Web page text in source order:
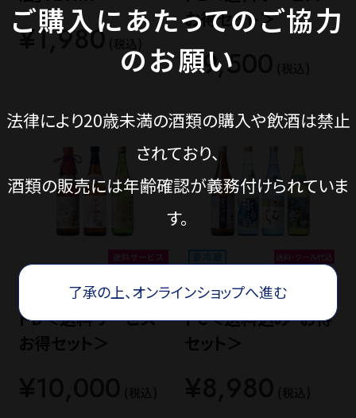
ご購入にあたってのご協力
のお願い
法律により20歳未満の酒類の購入や飲酒は禁止
されており、
酒類の販売には年齢確認が義務付けられていま
す。
了承の上、オンラインショップへ進む
¥1,980
お得セット＞
¥9,500
夏の日本酒福福セッ
トD＜送料サービス・
お得セット＞
夏の日本酒福福セッ
トC＜送料込み・お得
セット＞